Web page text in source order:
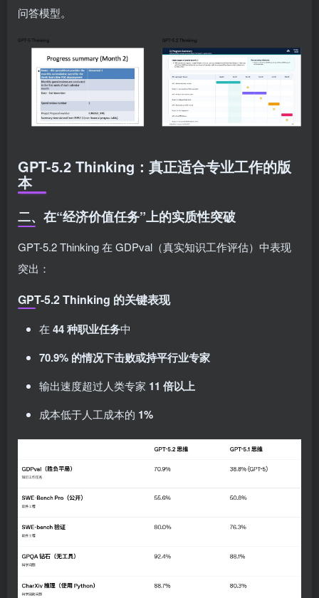
问答模型。
GPT-5.2 Thinking：真正适合专业工作的版
本
二、在“经济价值任务”上的实质性突破
GPT-5.2 Thinking 在 GDPval（真实知识工作评估）中表现
突出：
GPT-5.2 Thinking 的关键表现
在 44 种职业任务中
70.9% 的情况下击败或持平行业专家
输出速度超过人类专家 11 倍以上
成本低于人工成本的 1%